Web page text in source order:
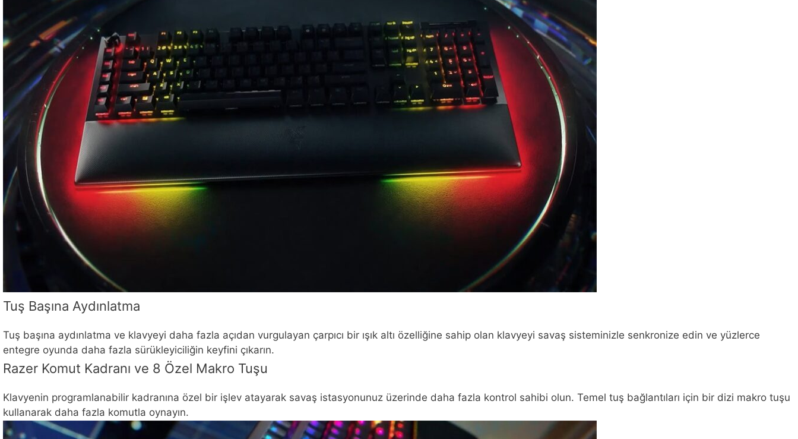
Tuş Başına Aydınlatma
Tuş başına aydınlatma ve klavyeyi daha fazla açıdan vurgulayan çarpıcı bir ışık altı özelliğine sahip olan klavyeyi savaş sisteminizle senkronize edin ve yüzlerce
entegre oyunda daha fazla sürükleyiciliğin keyfini çıkarın.
Razer Komut Kadranı ve 8 Özel Makro Tuşu
Klavyenin programlanabilir kadranına özel bir işlev atayarak savaş istasyonunuz üzerinde daha fazla kontrol sahibi olun. Temel tuş bağlantıları için bir dizi makro tuşu
kullanarak daha fazla komutla oynayın.